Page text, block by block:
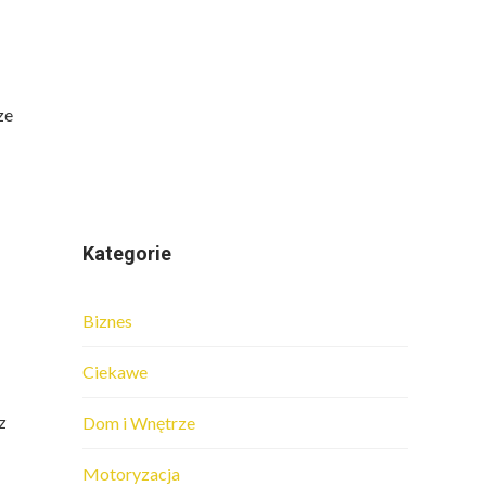
Kategorie
Biznes
Ciekawe
Dom i Wnętrze
Motoryzacja